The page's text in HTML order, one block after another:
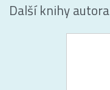
Další knihy autora